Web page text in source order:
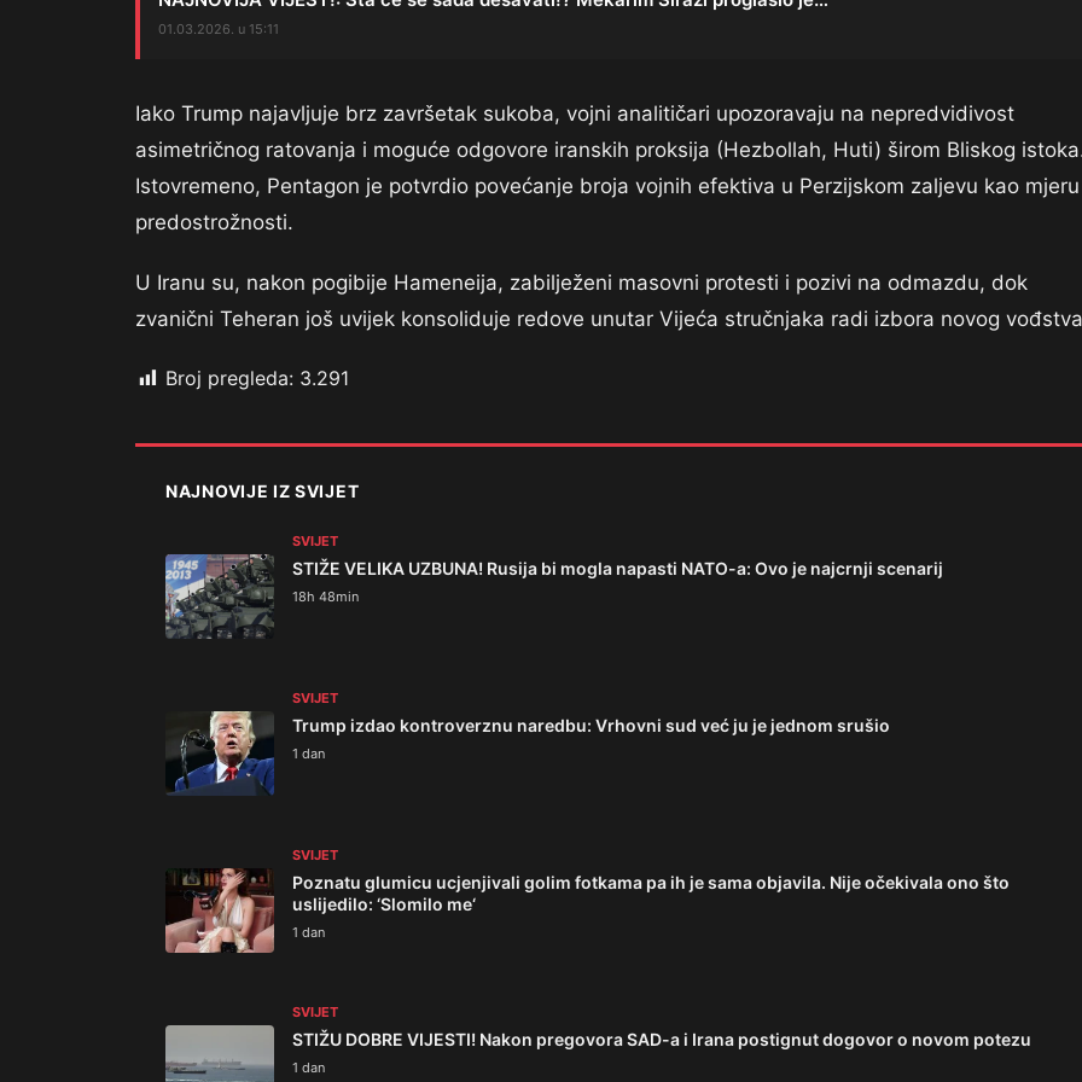
01.03.2026. u 15:11
Iako Trump najavljuje brz završetak sukoba, vojni analitičari upozoravaju na nepredvidivost
asimetričnog ratovanja i moguće odgovore iranskih proksija (Hezbollah, Huti) širom Bliskog
Istovremeno, Pentagon je potvrdio povećanje broja vojnih efektiva u Perzijskom zaljevu kao mjeru
predostrožnosti.
U Iranu su, nakon pogibije Hameneija, zabilježeni masovni protesti i pozivi na odmazdu, dok
zvanični Teheran još uvijek konsoliduje redove unutar Vijeća stručnjaka radi izbora novog
Broj pregleda: 3.291
NAJNOVIJE IZ SVIJET
SVIJET
STIŽE VELIKA UZBUNA! Rusija bi mogla napasti NATO-a: Ovo je najcrnji scenarij
18h 48min
SVIJET
Trump izdao kontroverznu naredbu: Vrhovni sud već ju je jednom srušio
1 dan
SVIJET
Poznatu glumicu ucjenjivali golim fotkama pa ih je sama objavila. Nije očekivala ono što
uslijedilo: ‘Slomilo me‘
1 dan
SVIJET
STIŽU DOBRE VIJESTI! Nakon pregovora SAD-a i Irana postignut dogovor o novom potezu
1 dan